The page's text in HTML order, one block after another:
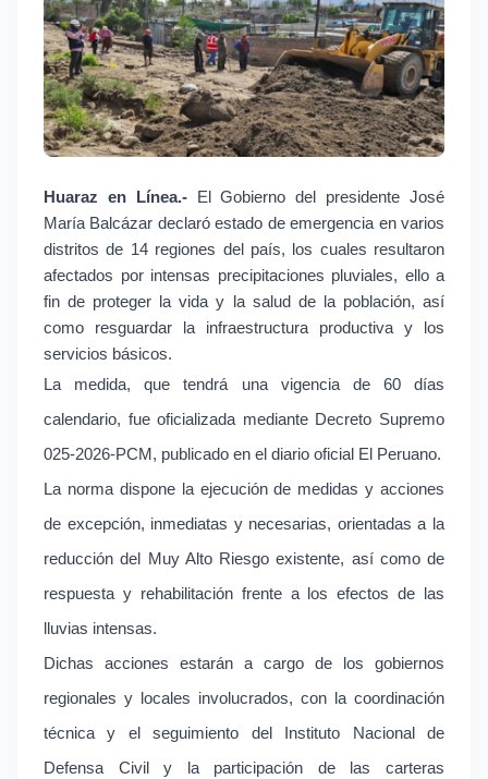
Huaraz en Línea.-El Gobierno del presidente José
María Balcázar declaró estado de emergencia en varios
distritos de 14 regiones del país, los cuales resultaron
afectados por intensas precipitaciones pluviales, ello a
fin de proteger la vida y la salud de la población, así
como resguardar la infraestructura productiva y los
servicios básicos.
La medida, que tendrá una vigencia de 60 días
calendario, fue oficializada mediante Decreto Supremo
025-2026-PCM, publicado en el diario oficial El Peruano.
La norma dispone la ejecución de medidas y acciones
de excepción, inmediatas y necesarias, orientadas a la
reducción del Muy Alto Riesgo existente, así como de
respuesta y rehabilitación frente a los efectos de las
lluvias intensas.
Dichas acciones estarán a cargo de los gobiernos
regionales y locales involucrados, con la coordinación
técnica y el seguimiento del Instituto Nacional de
Defensa Civil y la participación de las carteras